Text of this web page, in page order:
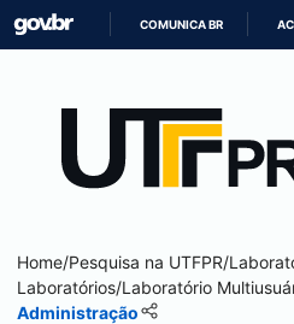
COMUNICA BR
Home/Pesquisa na UTFPR/
Laboratórios/Laboratório
Administração